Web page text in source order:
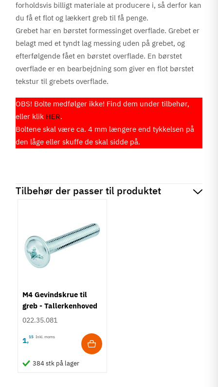
forholdsvis billigt materiale at producere i, så derfor kan
du få et flot og lækkert greb til få penge.
Grebet har en børstet formessinget overflade. Grebet er
belagt med et tyndt lag messing uden på grebet, og
efterfølgende fået en børstet overflade. En børstet
overflade er en bearbejdning som giver en flot børstet
tekstur til grebets overflade.
OBS! Bolte medfølger ikke! Find dem under tilbehør,
eller klik HER.
Boltene skal være ca. 4 mm længere end tykkelsen på
den låge eller skuffe de skal sidde på.
Tilbehør der passer til produktet
M4 Gevindskrue til
greb - Tallerkenhoved
- Krydskærv
022.35.081
1,15 Inkl. moms
384 stk på lager